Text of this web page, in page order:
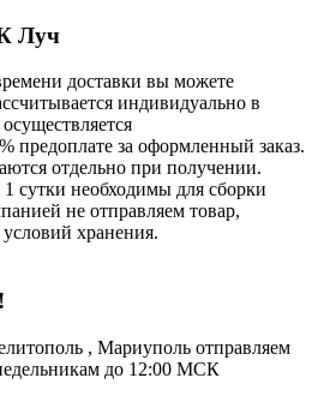
Луч
доставки вы можете
индивидуально в
предоплате за оформленный заказ.
отдельно при получении.
сутки необходимы для сборки
не отправляем товар,
хранения.
, Мариуполь отправляем
до 12:00 МСК